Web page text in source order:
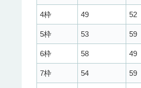
4枠 49 52
5枠 53 59
6枠 58 49
7枠 54 59